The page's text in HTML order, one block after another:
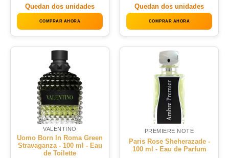
Quedan dos unidades
COMPRAR AHORA
Quedan dos unidades
COMPRAR AHORA
VALENTINO
Uomo Born In Roma Green
Stravaganza - 100 ml - Eau
de Toilette
PREMIERE NOTE
Paris Rose Sheherazade -
100 ml - Eau de Parfum